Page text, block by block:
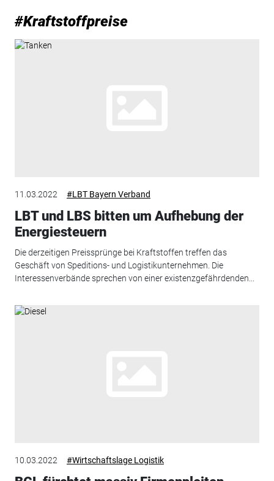
#Kraftstoffpreise
11.03.2022 #LBT Bayern Verband
LBT und LBS bitten um Aufhebung der
Energiesteuern
Die derzeitigen Preissprünge bei Kraftstoffen treffen das
Geschäft von Speditions- und Logistikunternehmen. Die
Interessenverbände sprechen von einer existenzgefährdenden...
10.03.2022 #Wirtschaftslage Logistik